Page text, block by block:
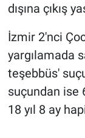
dışına çıkış
İzmir 2'nci
yargılamada
teşebbüs'
suçundan ise
18 yıl 8 ay